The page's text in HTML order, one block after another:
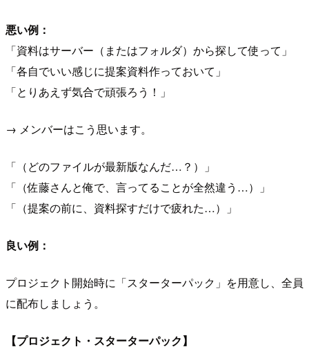
悪い例：
「資料はサーバー（またはフォルダ）から探して使って」
「各自でいい感じに提案資料作っておいて」
「とりあえず気合で頑張ろう！」
→ メンバーはこう思います。
「（どのファイルが最新版なんだ…？）」
「（佐藤さんと俺で、言ってることが全然違う…）」
「（提案の前に、資料探すだけで疲れた…）」
良い例：
プロジェクト開始時に「スターターパック」を用意し、全員
に配布しましょう。
【プロジェクト・スターターパック】